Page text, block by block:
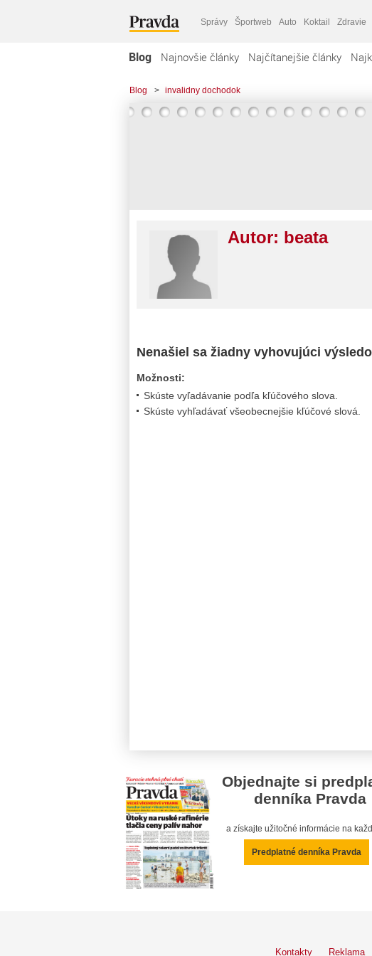
Správy Športweb Auto Koktail Zdravie
Blog Najnovšie články Najčítanejšie články
Blog > invalidny dochodok
Autor: beata
Nenašiel sa žiadny vyhovujúci
Možnosti:
Skúste vyľadávanie podľa kľúčového slova.
Skúste vyhľadávať všeobecnejšie kľúčové slová.
Objednajte si
denníka Pravda
a získajte užitočné informácie na
Predplatné denníka Pravda
Kontakty Reklama